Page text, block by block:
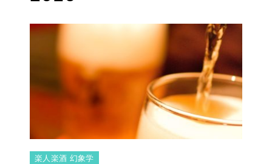
楽人楽酒 幻象学